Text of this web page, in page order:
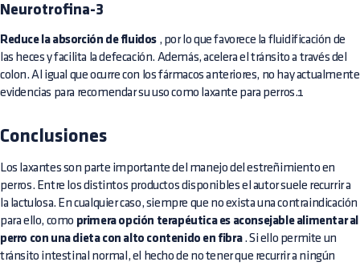
Neurotrofina-3
Reduce la absorción de fluidos , por lo que favorece la fluidificación de
las heces y facilita la defecación. Además, acelera el tránsito a través del
colon. Al igual que ocurre con los fármacos anteriores, no hay actualmente
evidencias para recomendar su uso como laxante para perros.1
Conclusiones
Los laxantes son parte importante del manejo del estreñimiento en
perros. Entre los distintos productos disponibles el autor suele recurrir a
la lactulosa. En cualquier caso, siempre que no exista una contraindicación
para ello, como primera opción terapéutica es aconsejable alimentar al
perro con una dieta con alto contenido en fibra. Si ello permite un
tránsito intestinal normal, el hecho de no tener que recurrir a ningún